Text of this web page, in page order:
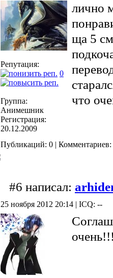
Репутация:
0
Группа:
Анимешник
Регистрация:
20.12.2009
лично
ща 5
что
Публикаций: 0 | Комментариев:
#6 написал:
25 ноября 2012 20:14 | ICQ: --